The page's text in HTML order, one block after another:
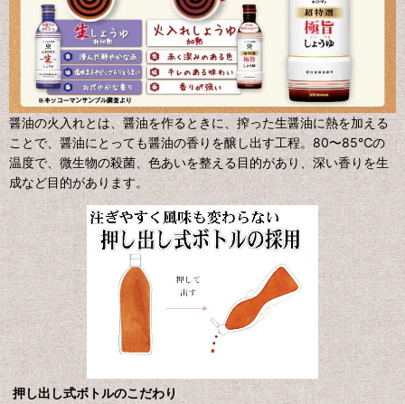
醤油の火入れとは、醤油を作るときに、搾った生醤油に熱を加える
ことで、醤油にとっても醤油の香りを醸し出す工程。80〜85℃の
温度で、微生物の殺菌、色あいを整える目的があり、深い香りを生
成など目的があります。
押し出し式ボトルのこだわり